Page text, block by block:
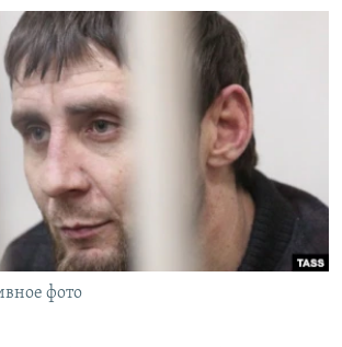
НА РАССЫЛКУ
фото